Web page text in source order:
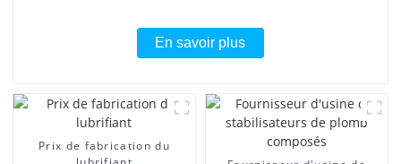
En savoir plus
Prix ​​de fabrication du